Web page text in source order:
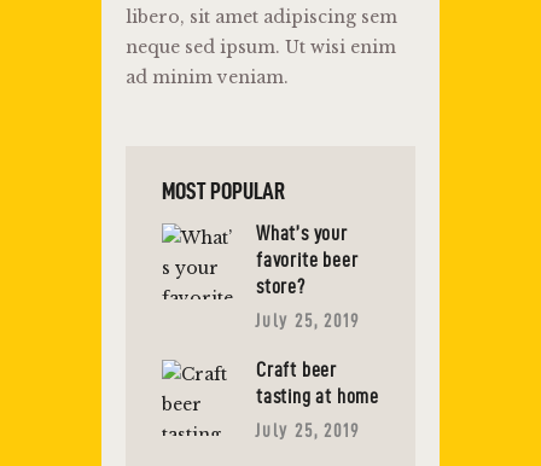
libero, sit amet adipiscing sem
neque sed ipsum. Ut wisi enim
ad minim veniam.
MOST POPULAR
What’s your
favorite beer
store?
July 25, 2019
Craft beer
tasting at home
July 25, 2019